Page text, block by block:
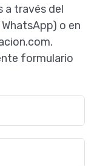
a través del
o en
formulario